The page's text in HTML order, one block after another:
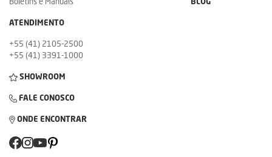
ATENDIMENTO
+55 (41) 2105-2500
+55 (41) 3391-1000
SHOWROOM
FALE CONOSCO
ONDE ENCONTRAR